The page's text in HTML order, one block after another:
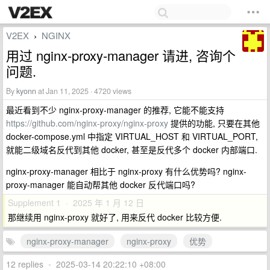
V2EX › NGINX
用过 nginx-proxy-manager 请进, 咨询个
问题.
Bykyonn at Jan 11, 2025 · 4720 views
最近看到不少 nginx-proxy-manager 的推荐, 它能不能支持
https://github.com/nginx-proxy/nginx-proxy 提供的功能, 只要在其他
docker-compose.yml 中指定 VIRTUAL_HOST 和 VIRTUAL_PORT,
就能二级域名反代到其他 docker, 甚至是反代多个 docker 内部端口.
nginx-proxy-manager 相比于 nginx-proxy 有什么优势吗? nginx-
proxy-manager 能自动帮其他 docker 反代端口吗?
Supplement 1 · 2025 年 1 月 12 日
那继续用 nginx-proxy 就好了, 用来反代 docker 比较方便.
nginx-proxy-manager
nginx-proxy
优势
12 replies • 2025-03-14 20:22:10 +08:00